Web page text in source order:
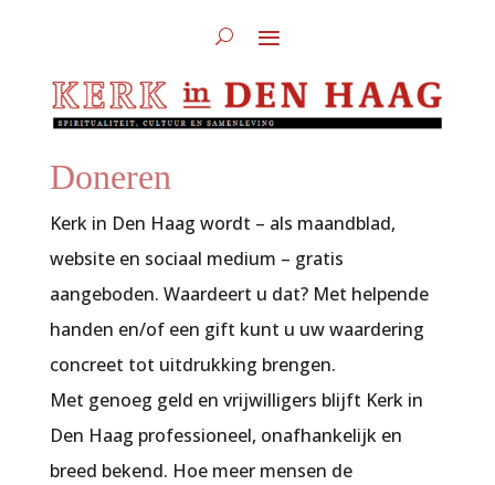
Doneren
Kerk in Den Haag wordt – als maandblad,
website en sociaal medium – gratis
aangeboden. Waardeert u dat? Met helpende
handen en/of een gift kunt u uw waardering
concreet tot uitdrukking brengen.
Met genoeg geld en vrijwilligers blijft Kerk in
Den Haag professioneel, onafhankelijk en
breed bekend. Hoe meer mensen de